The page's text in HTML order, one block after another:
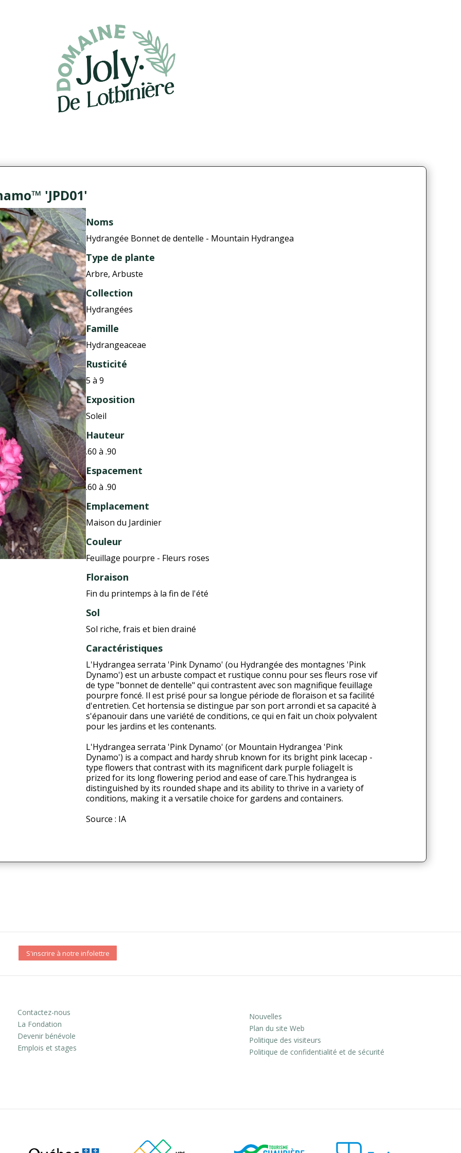
'JPD01'
Noms
Hydrangée Bonnet de dentelle - Mountain Hydrangea
Type de plante
Arbre, Arbuste
Collection
Hydrangées
Famille
Hydrangeaceae
Rusticité
5 à 9
Exposition
Soleil
Hauteur
.60 à .90
Espacement
.60 à .90
Emplacement
Maison du Jardinier
Couleur
Feuillage pourpre - Fleurs roses
Floraison
Fin du printemps à la fin de l'été
Sol
Sol riche, frais et bien drainé
Caractéristiques
L'Hydrangea serrata 'Pink Dynamo' (ou Hydrangée des montagnes 'Pink
Dynamo') est un arbuste compact et rustique connu pour ses fleurs rose vif
de type "bonnet de dentelle" qui contrastent avec son magnifique feuillage
pourpre foncé. Il est prisé pour sa longue période de floraison et sa facilité
d'entretien. Cet hortensia se distingue par son port arrondi et sa capacité à
s'épanouir dans une variété de conditions, ce qui en fait un choix polyvalent
pour les jardins et les contenants.
L'Hydrangea serrata 'Pink Dynamo' (or Mountain Hydrangea 'Pink
Dynamo') is a compact and hardy shrub known for its bright pink lacecap -
type flowers that contrast with its magnificent dark purple foliageIt is
prized for its long flowering period and ease of care.This hydrangea is
distinguished by its rounded shape and its ability to thrive in a variety of
conditions, making it a versatile choice for gardens and containers.
Source : IA
S'inscrire à notre infolettre
Contactez-nous
La Fondation
Devenir bénévole
Emplois et stages
Nouvelles
Plan du site Web
Politique des visiteurs
Politique de confidentialité et de sécurité